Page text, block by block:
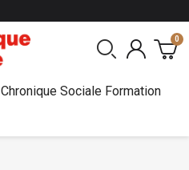
Chronique Sociale Formation